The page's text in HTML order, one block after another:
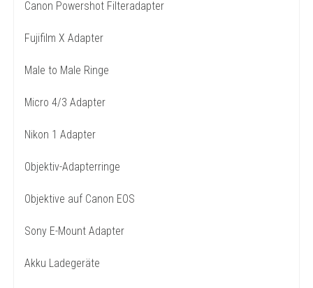
Canon Powershot Filteradapter
Fujifilm X Adapter
Male to Male Ringe
Micro 4/3 Adapter
Nikon 1 Adapter
Objektiv-Adapterringe
Objektive auf Canon EOS
Sony E-Mount Adapter
Akku Ladegeräte